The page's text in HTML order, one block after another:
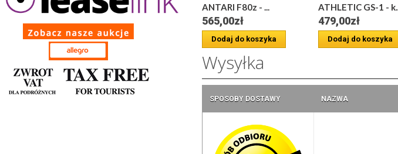
ANTARI F80z - ...
565,00zł
Dodaj do koszyka
ATHLETIC GS-1 -
479,00zł
Dodaj do koszyka
Wysyłka
SPOSOBY DOSTAWY NAZWA